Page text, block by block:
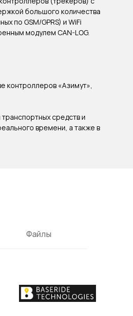
большого количества
по GSM/GPRS) и WiFi
модулем CAN-LOG.
контроллеров «Азимут»,
средств и
времени, а также в
Файлы